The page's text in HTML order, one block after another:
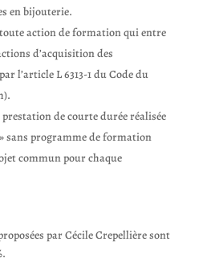
en bijouterie.
action de formation qui entre
d’acquisition des
l’article L 6313-1 du Code du
prestation de courte durée réalisée
sans programme de formation
commun pour chaque
par Cécile Crepellière sont